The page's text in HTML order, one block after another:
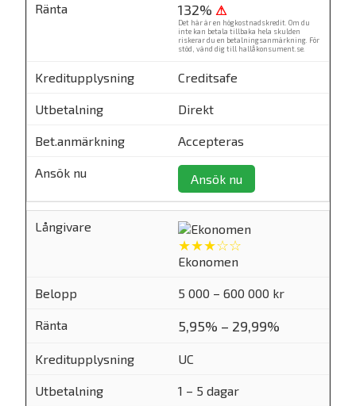
132% ⚠
Det här är en högkostnadskredit. Om du
inte kan betala tillbaka hela skulden
riskerar du en betalningsanmärkning. För
stöd, vänd dig till hallåkonsument.se.
Creditsafe
Direkt
Accepteras
Ansök nu
★★★☆☆
Ekonomen
5 000 – 600 000 kr
5,95% – 29,99%
UC
1 – 5 dagar